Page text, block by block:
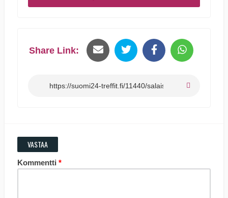
Share Link:
VASTAA
Kommentti *